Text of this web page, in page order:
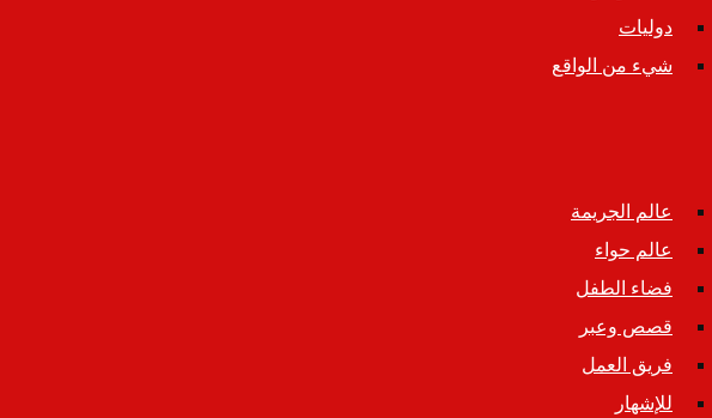
دوليات
شيء من الواقع
عالم الجريمة
عالم حواء
فضاء الطفل
قصص وعبر
فريق العمل
للإشهار